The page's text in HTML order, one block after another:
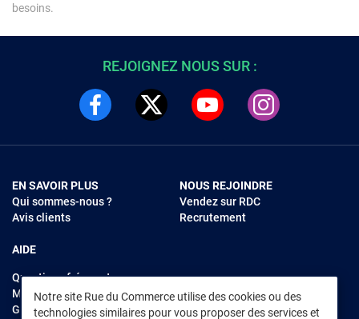
besoins.
REJOIGNEZ NOUS SUR :
EN SAVOIR PLUS
Qui sommes-nous ?
Avis clients
AIDE
Questions fréquentes
Modes de règlements
Garantie et retours
NOUS REJOINDRE
Vendez sur RDC
Recrutement
Notre site Rue du Commerce utilise des cookies ou des
technologies similaires pour vous proposer des services et